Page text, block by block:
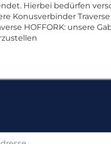
Hierbei bedürfen
Konusverbinder
HOFFORK: unsere
Abonnieren